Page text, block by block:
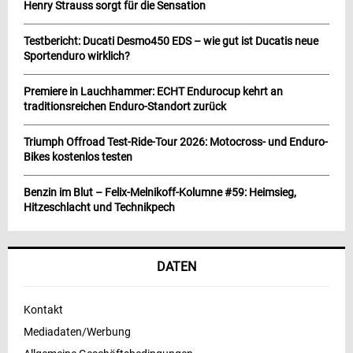
Henry Strauss sorgt für die Sensation
Testbericht: Ducati Desmo450 EDS – wie gut ist Ducatis neue
Sportenduro wirklich?
Premiere in Lauchhammer: ECHT Endurocup kehrt an
traditionsreichen Enduro-Standort zurück
Triumph Offroad Test-Ride-Tour 2026: Motocross- und Enduro-
Bikes kostenlos testen
Benzin im Blut – Felix-Melnikoff-Kolumne #59: Heimsieg,
Hitzeschlacht und Technikpech
DATEN
Kontakt
Mediadaten/Werbung